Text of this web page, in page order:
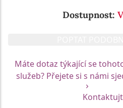
Dostupnost:
Máte dotaz týkající se
služeb? Přejete si s námi